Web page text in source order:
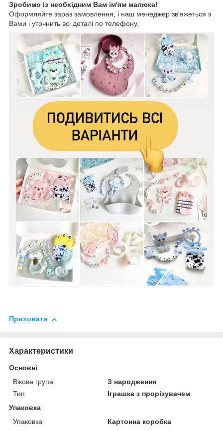
Зробимо із необхідним Вам ім'ям малюка!
Оформляйте зараз замовлення, і наш менеджер зв'яжеться з
Вами і уточнить всі деталі по телефону.
Приховати
Характеристики
Основні
Вікова група
З народження
Тип
Іграшка з прорізувачем
Упаковка
Упаковка
Картонна коробка